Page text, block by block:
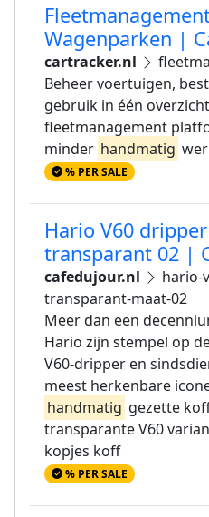
Wagenparken |
cartracker.nl
Beheer voertuigen,
gebruik in één
fleetmanagement
minder handmatig
% PER SALE
Hario V60
transparant 02 |
cafedujour.nl
hario-
transparant-maat-02
Meer dan een
Hario zijn stempel op
V60-dripper en
meest herkenbare
handmatig gezette
transparante V60
kopjes koff
% PER SALE